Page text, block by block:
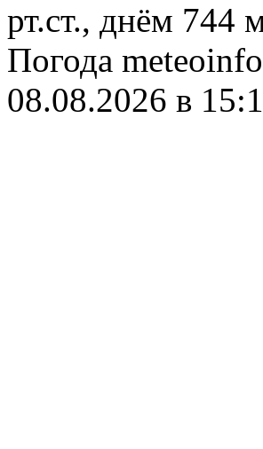
рт.ст., днём 744
Погода
08.08.2026 в